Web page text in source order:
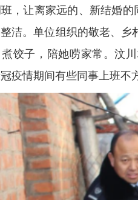
班，让离家远的、新结婚
洁。单位组织的敬老、乡
饺子，陪她唠家常。汶
疫情期间有些同事上班不